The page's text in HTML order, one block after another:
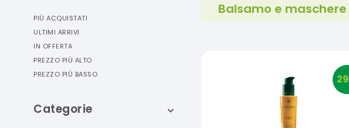
PIÙ ACQUISTATI
ULTIMI ARRIVI
IN OFFERTA
PREZZO PIÙ ALTO
PREZZO PIÙ BASSO
Categorie
Balsamo e maschere
29